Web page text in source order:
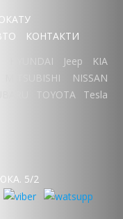
КОНТАКТИ
HYUNDAI Jeep
KIA
MITSUBISHI
NISSAN
TOYOTA
Tesla
5/2